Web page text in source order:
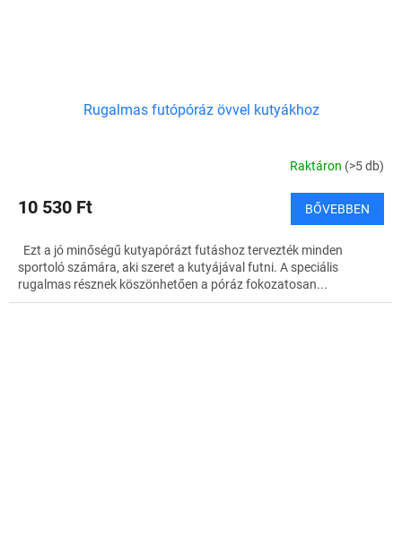
Rugalmas futópóráz övvel kutyákhoz
Raktáron (>5 db)
10 530 Ft BŐVEBBEN
Ezt a jó minőségű kutyapórázt futáshoz tervezték minden
sportoló számára, aki szeret a kutyájával futni. A speciális
rugalmas résznek köszönhetően a póráz fokozatosan...